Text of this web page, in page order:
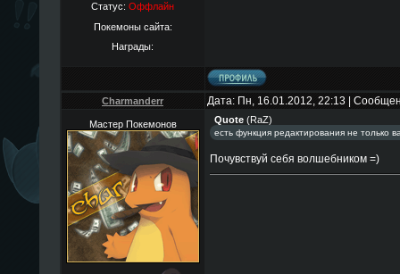
Статус: Оффлайн
Покемоны сайта:
Награды:
Charmanderr Дата: Пн, 16.01.2012, 22:13 |
Мастер Покемонов Quote(RaZ)
есть функция редактирования не только
Почувствуй себя волшебником =)